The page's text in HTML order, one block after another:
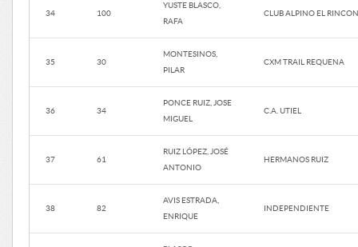
34 100
YUSTE BLASCO,
RAFA
CLUB ALPINO EL RINCON
35 30
MONTESINOS,
PILAR
CXM TRAIL REQUENA
36 34
PONCE RUIZ, JOSE
MIGUEL
C.A. UTIEL
37 61
RUIZ LÓPEZ, JOSÉ
ANTONIO
HERMANOS RUIZ
38 82
AVIS ESTRADA,
ENRIQUE
INDEPENDIENTE